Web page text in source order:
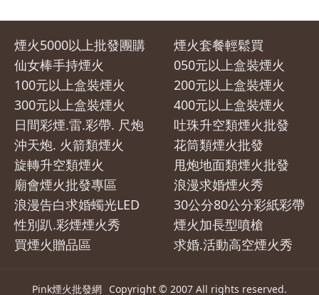
煙火5000以上批發團購
煙火套餐輕鬆買
仙女棒手持煙火
050元以上盒裝煙火
100元以上盒裝煙火
200元以上盒裝煙火
300元以上盒裝煙火
400元以上盒裝煙火
日間彩煙.雷.彩帶. 尺炮
吐珠升空類煙火批發
沖天炮. 火箭類煙火
花筒類煙火批發
旋轉升空類煙火
甩炮地面類煙火批發
廟會煙火批發專區
浪漫求婚煙火秀
浪漫告白求婚蠋光LED
30公分80公分彩紙彩帶
性別趴.彩煙煙火秀
煙火加長型噴槍
買煙火贈品區
求婚.活動高空煙火秀
Pink煙火批發網 Copyright © 2007 All rights reserved.